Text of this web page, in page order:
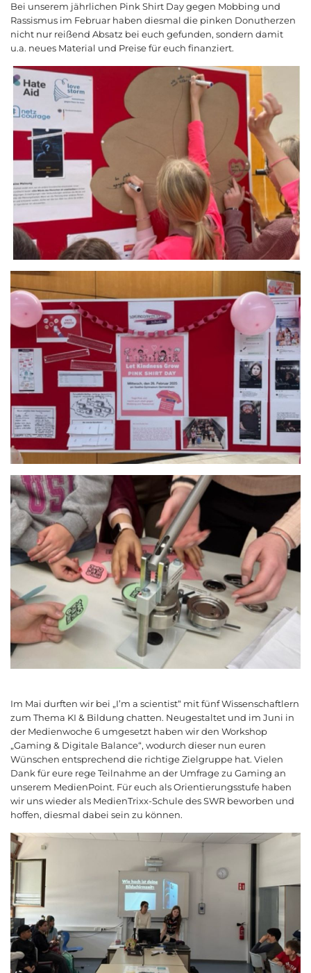
Bei unserem jährlichen Pink Shirt Day gegen Mobbing und
Rassismus im Februar haben diesmal die pinken Donutherzen
nicht nur reißend Absatz bei euch gefunden, sondern damit
u.a. neues Material und Preise für euch finanziert.
Im Mai durften wir bei „I’m a scientist“ mit fünf Wissenschaftlern
zum Thema KI & Bildung chatten. Neugestaltet und im Juni in
der Medienwoche 6 umgesetzt haben wir den Workshop
„Gaming & Digitale Balance“, wodurch dieser nun euren
Wünschen entsprechend die richtige Zielgruppe hat. Vielen
Dank für eure rege Teilnahme an der Umfrage zu Gaming an
unserem MedienPoint. Für euch als Orientierungsstufe haben
wir uns wieder als MedienTrixx-Schule des SWR beworben und
hoffen, diesmal dabei sein zu können.